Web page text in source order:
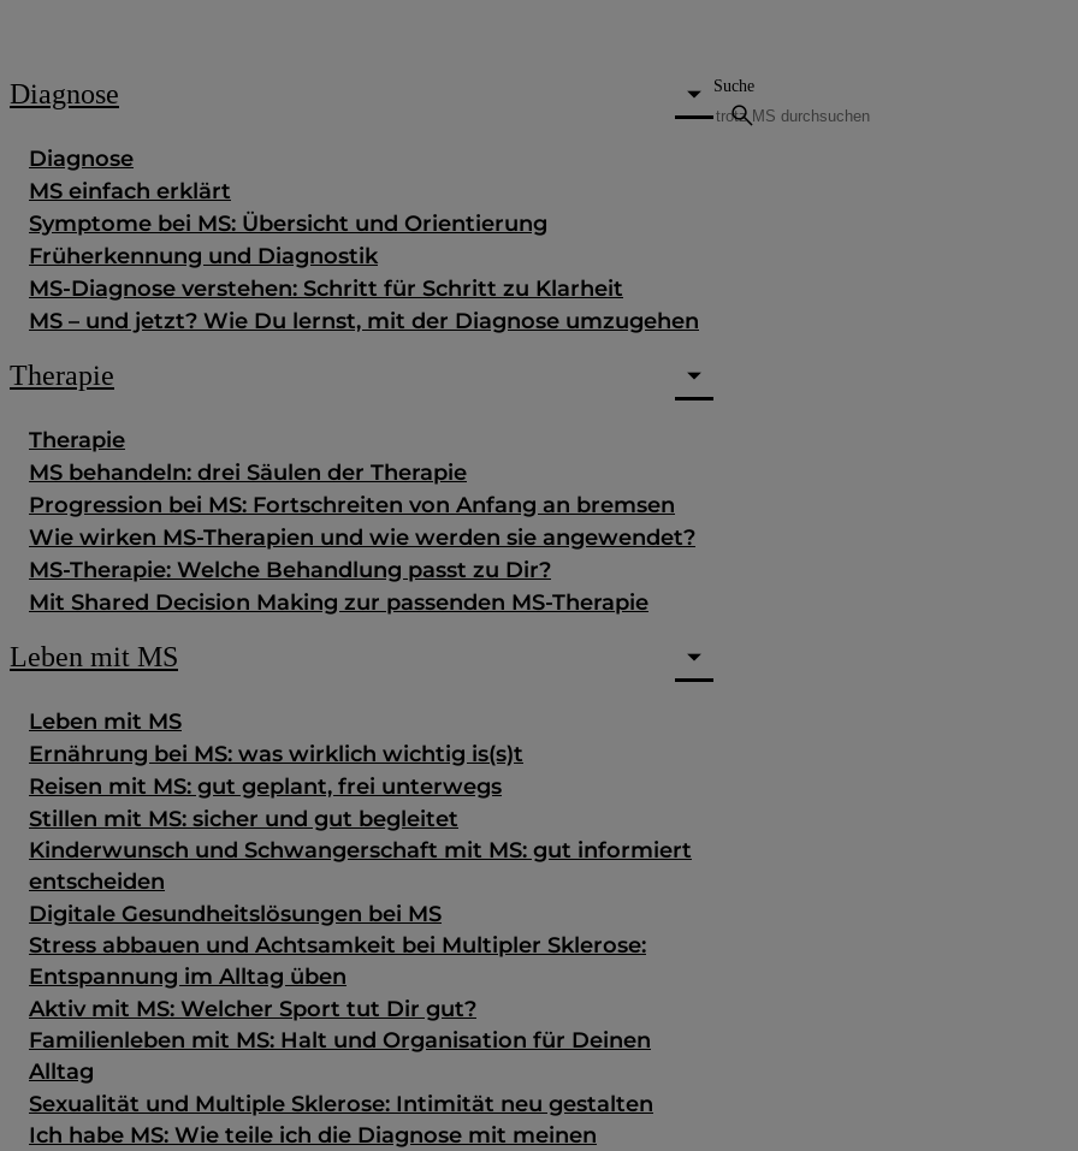
Diagnose
Diagnose
MS einfach erklärt
Symptome bei MS: Übersicht und Orientierung
Früherkennung und Diagnostik
MS-Diagnose verstehen: Schritt für Schritt zu Klarheit
MS – und jetzt? Wie Du lernst, mit der Diagnose umzugehen
Therapie
Therapie
MS behandeln: drei Säulen der Therapie
Progression bei MS: Fortschreiten von Anfang an bremsen
Wie wirken MS-Therapien und wie werden sie angewendet?
MS-Therapie: Welche Behandlung passt zu Dir?
Mit Shared Decision Making zur passenden MS-Therapie
Leben mit MS
Leben mit MS
Ernährung bei MS: was wirklich wichtig is(s)t
Reisen mit MS: gut geplant, frei unterwegs
Stillen mit MS: sicher und gut begleitet
Kinderwunsch und Schwangerschaft mit MS: gut informiert
entscheiden
Digitale Gesundheits­lösungen bei MS
Stress abbauen und Achtsamkeit bei Multipler Sklerose:
Entspannung im Alltag üben
Aktiv mit MS: Welcher Sport tut Dir gut?
Familienleben mit MS: Halt und Organisation für Deinen
Alltag
Sexualität und Multiple Sklerose: Intimität neu gestalten
Ich habe MS: Wie teile ich die Diagnose mit meinen
Suche
search